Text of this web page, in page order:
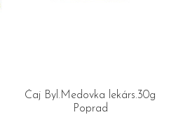
Čaj Byl.Medovka lekárs.30g
Poprad